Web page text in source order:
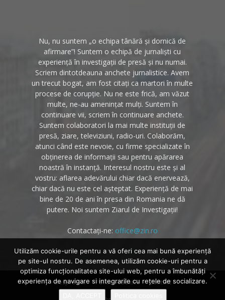
Nu, nu suntem „o echipa tânără și dornică de
afirmare”! Suntem o echipă de jurnaliști cu
experiență în investigații de presă și nu numai.
Scriem dintotdeauna anchete jurnalistice. Avem
un trecut bogat, am fost citați ca martori în multe
procese de corupție. Nu ne este frică, am văzut
multe, ne-au amenințat mulți. Suntem în
continuare vii, scriem în continuare anchete.
Suntem colaboratori la mai multe instituții de
presă, ziare, televiziuni, radio-uri. Colaborăm,
atunci când este nevoie, cu firme specializate în
obținerea de informații sau pentru apărarea
noastră în instanță. Interesul nostru este și al
vostru: aflarea adevărului chiar dacă enervează,
chiar dacă nu este cel așteptat. Experiență de mai
bine de 20 de ani în presa din Romania ne dă
putere. Noi suntem Ziarul de Investigații!
Contactați-ne: office@zin.ro
Despre noi Politica cookies Contact
Utilizăm cookie-urile pentru a vă oferi cea mai bună experiență
pe site-ul nostru. De asemenea, utilizăm cookie-uri pentru a
optimiza funcţionalitatea site-ului web, pentru a îmbunătăţi
experienţa de navigare si integrarile cu reţele de socializare.